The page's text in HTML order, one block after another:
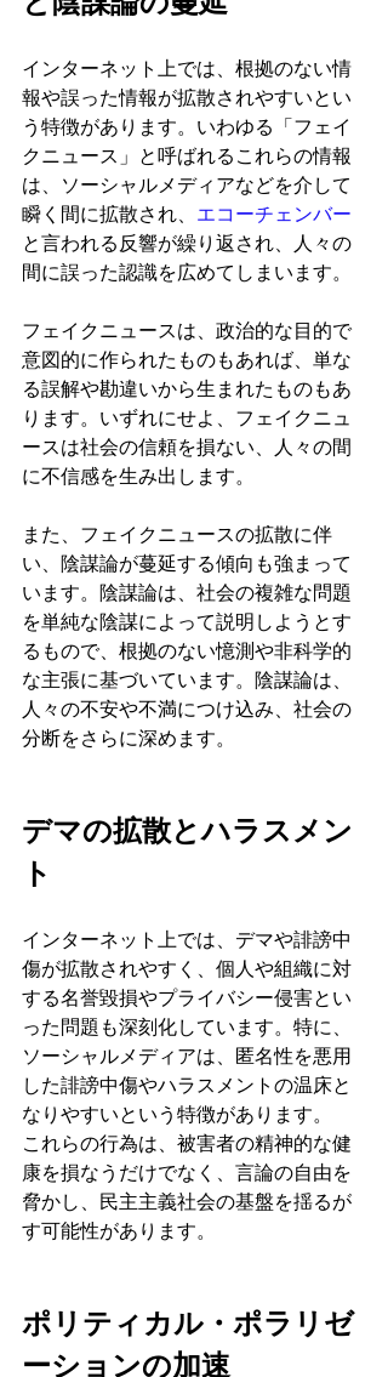
インターネット上では、根拠のない情
報や誤った情報が拡散されやすいとい
う特徴があります。いわゆる「フェイ
クニュース」と呼ばれるこれらの情報
は、ソーシャルメディアなどを介して
瞬く間に拡散され、 エコーチェンバー
と言われる反響が繰り返され、人々の
間に誤った認識を広めてしまいます。
フェイクニュースは、政治的な目的で
意図的に作られたものもあれば、単な
る誤解や勘違いから生まれたものもあ
ります。いずれにせよ、フェイクニュ
ースは社会の信頼を損ない、人々の間
に不信感を生み出します。
また、フェイクニュースの拡散に伴
い、陰謀論が蔓延する傾向も強まって
います。陰謀論は、社会の複雑な問題
を単純な陰謀によって説明しようとす
るもので、根拠のない憶測や非科学的
な主張に基づいています。陰謀論は、
人々の不安や不満につけ込み、社会の
分断をさらに深めます。
デマの拡散とハラスメン
ト
インターネット上では、デマや誹謗中
傷が拡散されやすく、個人や組織に対
する名誉毀損やプライバシー侵害とい
った問題も深刻化しています。特に、
ソーシャルメディアは、匿名性を悪用
した誹謗中傷やハラスメントの温床と
なりやすいという特徴があります。
これらの行為は、被害者の精神的な健
康を損なうだけでなく、言論の自由を
脅かし、民主主義社会の基盤を揺るが
す可能性があります。
ポリティカル・ポラリゼ
ーションの加速